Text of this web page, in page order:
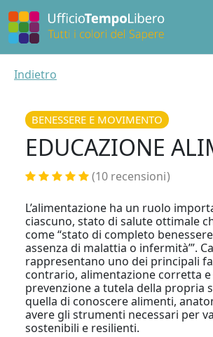
Indietro
BENESSERE E MOVIMENTO
EDUCAZIONE
(10 recensioni)
L’alimentazione ha un ruolo
ciascuno, stato di salute ottimale
come “stato di completo
assenza di malattia o infermità’”.
rappresentano uno dei principali
contrario, alimentazione corretta
prevenzione a tutela della propria
quella di conoscere alimenti,
avere gli strumenti necessari per
sostenibili e resilienti.